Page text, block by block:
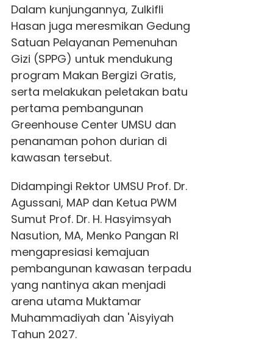
Dalam kunjungannya, Zulkifli
Hasan juga meresmikan Gedung
Satuan Pelayanan Pemenuhan
Gizi (SPPG) untuk mendukung
program Makan Bergizi Gratis,
serta melakukan peletakan batu
pertama pembangunan
Greenhouse Center UMSU dan
penanaman pohon durian di
kawasan tersebut.
Didampingi Rektor UMSU Prof. Dr.
Agussani, MAP dan Ketua PWM
Sumut Prof. Dr. H. Hasyimsyah
Nasution, MA, Menko Pangan RI
mengapresiasi kemajuan
pembangunan kawasan terpadu
yang nantinya akan menjadi
arena utama Muktamar
Muhammadiyah dan 'Aisyiyah
Tahun 2027.